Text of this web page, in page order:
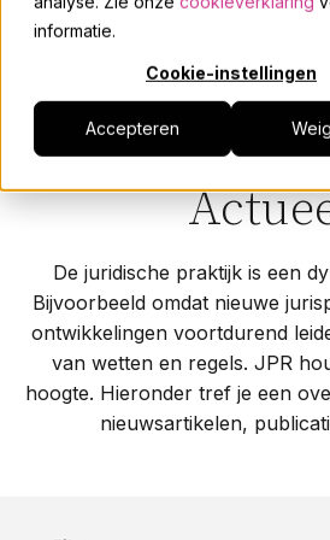
informatie.
Cookie-instellingen
Accepteren
Dienstverlening
Actueel
Over JPR
Home
De juridische praktijk is een
Bijvoorbeeld omdat nieuwe
ontwikkelingen voortdurend
van wetten en regels. JPR
hoogte. Hieronder tref je een
nieuwsartikelen,